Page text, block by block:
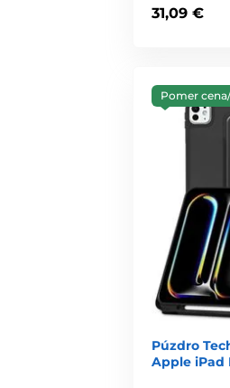
31,09 €
Pomer
Púzdro
Apple iPad